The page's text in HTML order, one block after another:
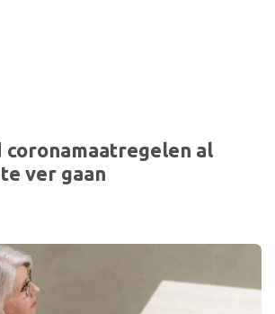
coronamaatregelen al
ver gaan